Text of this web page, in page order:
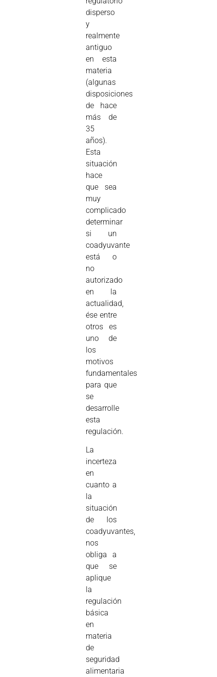
disperso
y
realmente
antiguo
en esta
materia
(algunas
disposiciones
de hace
más de
35
años).
Esta
situación
hace
que sea
muy
complicado
determinar
si un
coadyuvante
está o
no
autorizado
en la
actualidad,
ése entre
otros es
uno de
los
motivos
fundamentales
para que
se
desarrolle
esta
regulación.
La
incerteza
en
cuanto a
la
situación
de los
coadyuvantes,
nos
obliga a
que se
aplique
la
regulación
básica
en
materia
de
seguridad
alimentaria